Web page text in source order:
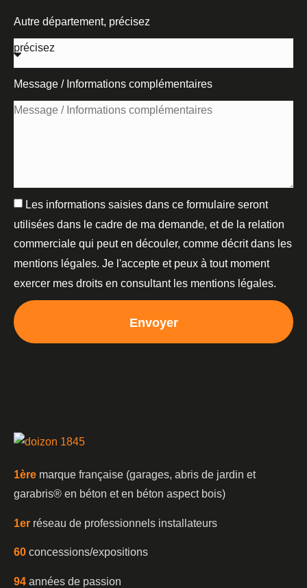
Autre département, précisez
Message / Informations complémentaires
Les informations saisies dans ce formulaire seront
utilisées dans le cadre de ma demande, et de la relation
commerciale qui peut en découler, comme décrit dans les
mentions légales. Je l'accepte et peux à tout moment
exercer mes droits en consultant les mentions légales.
Envoyer
1ère marque française (garages, abris de jardin et
garabris®️ en béton et en béton aspect bois)
1er réseau de professionnels installateurs
60 concessions/expositions
94 années de passion